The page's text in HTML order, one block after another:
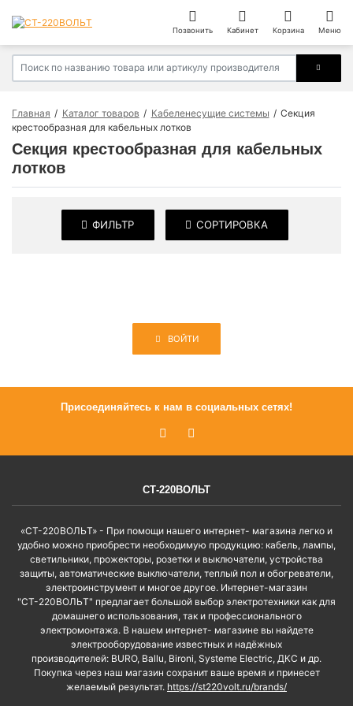
Позвонить Кабинет Корзина Меню
Главная Каталог товаров Кабеленесущие системы
Секция
крестообразная для кабельных лотков
Секция крестообразная для кабельных
лотков
ФИЛЬТР СОРТИРОВКА
ВОЙТИ
Присоединяйтесь к нам в социальных сетях!
СТ-220ВОЛЬТ
«СТ-220ВОЛЬТ» - При помощи нашего интернет- магазина легко и
удобно можно приобрести необходимую продукцию: кабель, лампы,
светильники, прожекторы, розетки и выключатели, устройства
защиты, автоматические выключатели, теплый пол и обогреватели,
электроинструмент и многое другое. Интернет-магазин
"СТ-220ВОЛЬТ" предлагает большой выбор электротехники как для
домашнего использования, так и профессионального
электромонтажа. В нашем интернет- магазине вы найдете
электрооборудование известных и надёжных
производителей: BURO, Ballu, Bironi, Systeme Electric, ДКС и др.
Покупка через наш магазин сохранит ваше время и принесет
желаемый результат. https://st220volt.ru/brands/